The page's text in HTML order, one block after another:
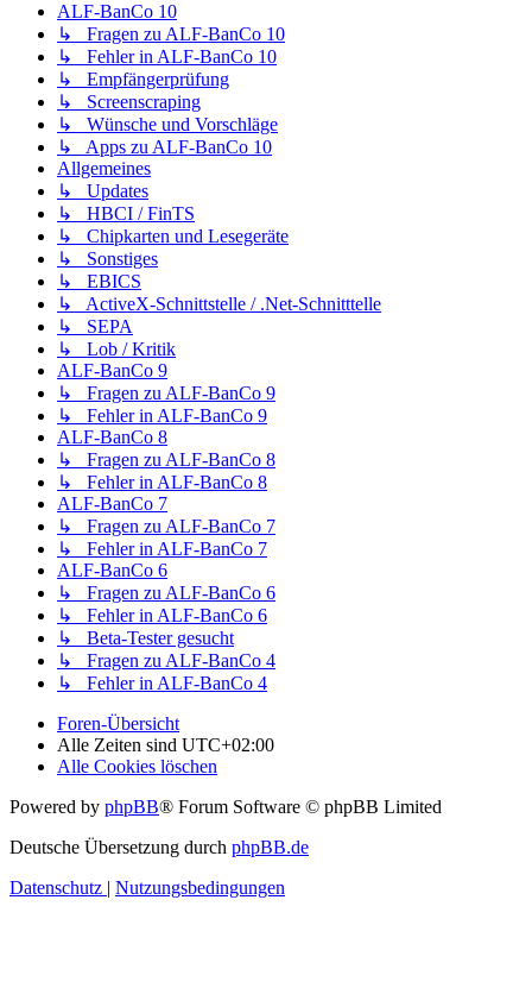
ALF-BanCo 10
↳ Fragen zu ALF-BanCo 10
↳ Fehler in ALF-BanCo 10
↳ Empfängerprüfung
↳ Screenscraping
↳ Wünsche und Vorschläge
↳ Apps zu ALF-BanCo 10
Allgemeines
↳ Updates
↳ HBCI / FinTS
↳ Chipkarten und Lesegeräte
↳ Sonstiges
↳ EBICS
↳ ActiveX-Schnittstelle / .Net-Schnitttelle
↳ SEPA
↳ Lob / Kritik
ALF-BanCo 9
↳ Fragen zu ALF-BanCo 9
↳ Fehler in ALF-BanCo 9
ALF-BanCo 8
↳ Fragen zu ALF-BanCo 8
↳ Fehler in ALF-BanCo 8
ALF-BanCo 7
↳ Fragen zu ALF-BanCo 7
↳ Fehler in ALF-BanCo 7
ALF-BanCo 6
↳ Fragen zu ALF-BanCo 6
↳ Fehler in ALF-BanCo 6
↳ Beta-Tester gesucht
↳ Fragen zu ALF-BanCo 4
↳ Fehler in ALF-BanCo 4
Foren-Übersicht
Alle Zeiten sind UTC+02:00
Alle Cookies löschen
Powered by phpBB® Forum Software © phpBB Limited
Deutsche Übersetzung durch phpBB.de
Datenschutz | Nutzungsbedingungen